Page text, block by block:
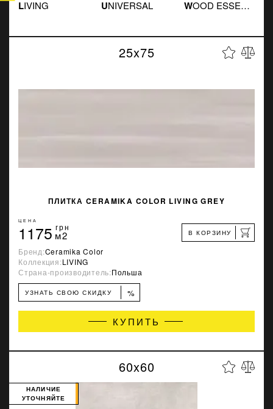
LIVING
UNIVERSAL
WOOD ESSENCE
25x75
ПЛИТКА CERAMIKA COLOR LIVING GREY
ЦЕНА
1175 грн
м2 В КОРЗИНУ
Бренд:Ceramika Color
Коллекция:LIVING
Страна-производитель:Польша
УЗНАТЬ СВОЮ СКИДКУ %
КУПИТЬ
60x60
НАЛИЧИЕ
УТОЧНЯЙТЕ